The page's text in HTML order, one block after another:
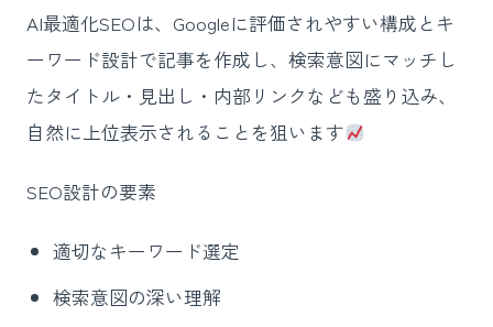
AI最適化SEOは、Googleに評価されやすい構成とキ
ーワード設計で記事を作成し、検索意図にマッチし
たタイトル・見出し・内部リンクなども盛り込み、
自然に上位表示されることを狙います
SEO設計の要素
適切なキーワード選定
検索意図の深い理解